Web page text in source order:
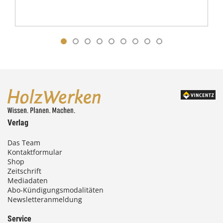
Verlag
Das Team
Kontaktformular
Shop
Zeitschrift
Mediadaten
Abo-Kündigungsmodalitäten
Newsletteranmeldung
Service